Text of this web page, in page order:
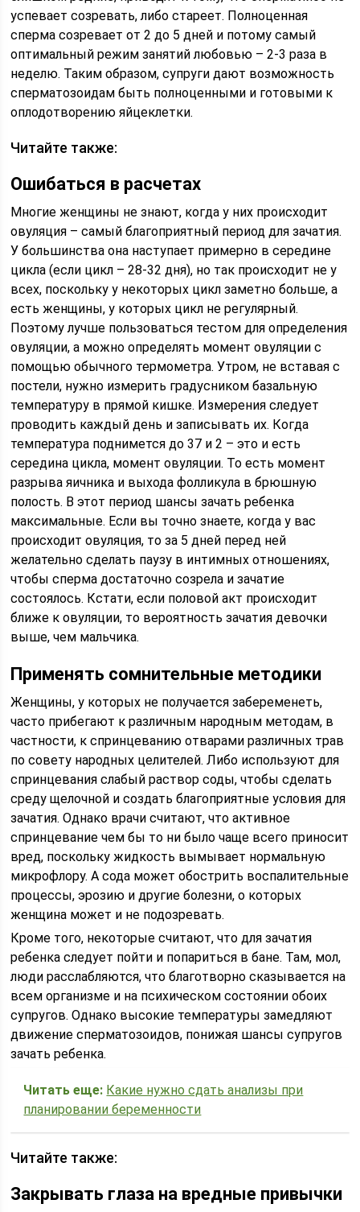
успевает созревать, либо стареет. Полноценная
сперма созревает от 2 до 5 дней и потому самый
оптимальный режим занятий любовью – 2-3 раза в
неделю. Таким образом, супруги дают возможность
сперматозоидам быть полноценными и готовыми к
оплодотворению яйцеклетки.
Читайте также:
Ошибаться в расчетах
Многие женщины не знают, когда у них происходит
овуляция – самый благоприятный период для зачатия.
У большинства она наступает примерно в середине
цикла (если цикл – 28-32 дня), но так происходит не у
всех, поскольку у некоторых цикл заметно больше, а
есть женщины, у которых цикл не регулярный.
Поэтому лучше пользоваться тестом для определения
овуляции, а можно определять момент овуляции с
помощью обычного термометра. Утром, не вставая с
постели, нужно измерить градусником базальную
температуру в прямой кишке. Измерения следует
проводить каждый день и записывать их. Когда
температура поднимется до 37 и 2 – это и есть
середина цикла, момент овуляции. То есть момент
разрыва яичника и выхода фолликула в брюшную
полость. В этот период шансы зачать ребенка
максимальные. Если вы точно знаете, когда у вас
происходит овуляция, то за 5 дней перед ней
желательно сделать паузу в интимных отношениях,
чтобы сперма достаточно созрела и зачатие
состоялось. Кстати, если половой акт происходит
ближе к овуляции, то вероятность зачатия девочки
выше, чем мальчика.
Применять сомнительные методики
Женщины, у которых не получается забеременеть,
часто прибегают к различным народным методам, в
частности, к спринцеванию отварами различных трав
по совету народных целителей. Либо используют для
спринцевания слабый раствор соды, чтобы сделать
среду щелочной и создать благоприятные условия для
зачатия. Однако врачи считают, что активное
спринцевание чем бы то ни было чаще всего приносит
вред, поскольку жидкость вымывает нормальную
микрофлору. А сода может обострить воспалительные
процессы, эрозию и другие болезни, о которых
женщина может и не подозревать.
Кроме того, некоторые считают, что для зачатия
ребенка следует пойти и попариться в бане. Там, мол,
люди расслабляются, что благотворно сказывается на
всем организме и на психическом состоянии обоих
супругов. Однако высокие температуры замедляют
движение сперматозоидов, понижая шансы супругов
зачать ребенка.
Читать еще: Какие нужно сдать анализы при
планировании беременности
Читайте также:
Закрывать глаза на вредные привычки